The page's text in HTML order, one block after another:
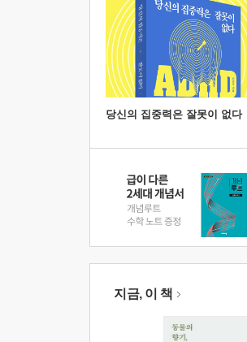
당신의 집중력은 잘못이 없다
지금, 이 책